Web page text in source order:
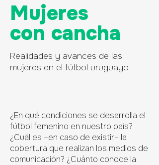
Mujeres
con cancha
Realidades y avances de las
mujeres en el fútbol uruguayo
¿En qué condiciones se desarrolla el
fútbol femenino en nuestro país?
¿Cuál es –en caso de existir– la
cobertura que realizan los medios de
comunicación? ¿Cuánto conoce la